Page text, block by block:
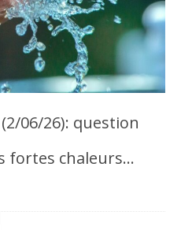
06/26): question
fortes chaleurs…